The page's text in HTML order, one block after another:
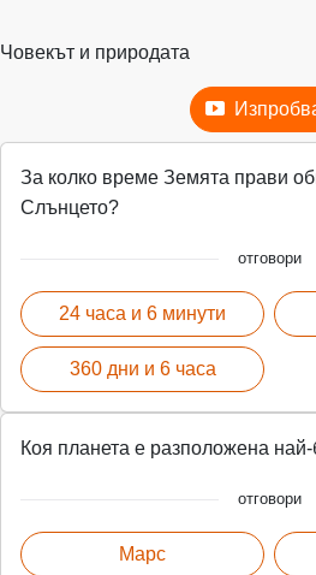
Човекът и природата
За колко време Земята прави
Слънцето?
отговори
24 часа и 6 минути
360 дни и 6 часа
Коя планета е разположена
отговори
Марс